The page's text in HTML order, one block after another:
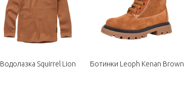
Водолазка Squirrel Lion Ботинки Leoph Kenan Brown